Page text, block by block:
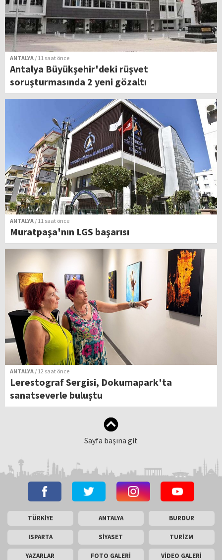
ANTALYA / 11 saat önce
Antalya Büyükşehir'deki rüşvet
soruşturmasında 2 yeni gözaltı
ANTALYA / 11 saat önce
Muratpaşa'nın LGS başarısı
ANTALYA / 12 saat önce
Lerestograf Sergisi, Dokumapark'ta
sanatseverle buluştu
Sayfa başına git
TÜRKİYE ANTALYA BURDUR
ISPARTA SİYASET TURİZM
YAZARLAR FOTO GALERİ VİDEO GALERİ